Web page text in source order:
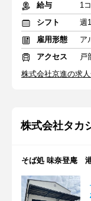
給与
1
シフト
雇用形態
ア
アクセス
戸
株式会社京進の求
株式会社タカ
そば処 味奈登庵